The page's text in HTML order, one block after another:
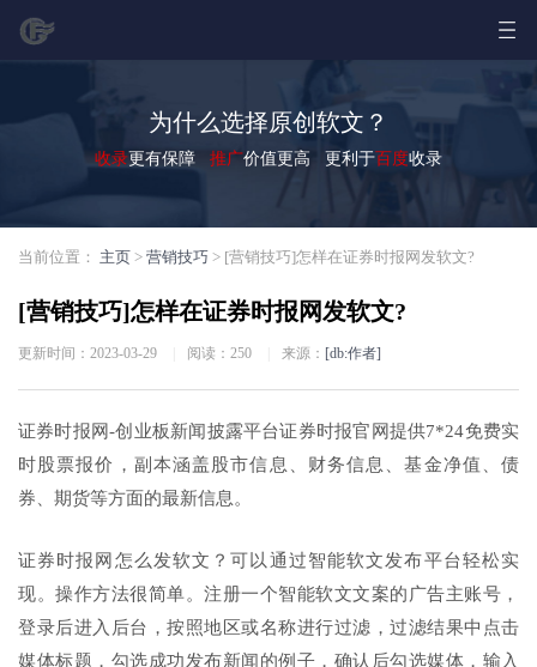
为什么选择原创软文？
收录更有保障 推广价值更高 更利于百度收录
当前位置： 主页 > 营销技巧 > [营销技巧]怎样在证券时报网发软文?
[营销技巧]怎样在证券时报网发软文?
更新时间：2023-03-29 阅读： 250 来源： [db:作者]
证券时报网-创业板新闻披露平台证券时报官网提供7*24免费实
时股票报价，副本涵盖股市信息、财务信息、基金净值、债
券、期货等方面的最新信息。
证券时报网怎么发软文？可以通过智能软文发布平台轻松实
现。操作方法很简单。注册一个智能软文文案的广告主账号，
登录后进入后台，按照地区或名称进行过滤，过滤结果中点击
媒体标题，勾选成功发布新闻的例子，确认后勾选媒体，输入